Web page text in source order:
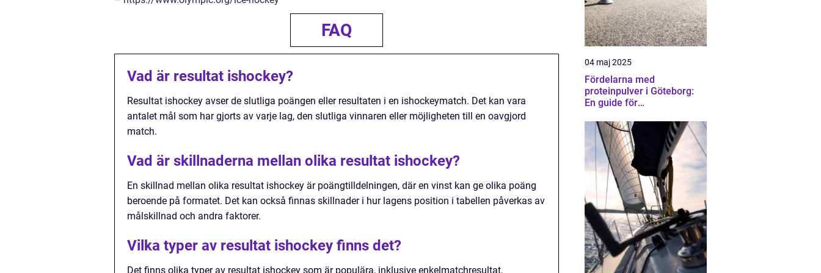
FAQ
Vad är resultat ishockey?
Resultat ishockey avser de slutliga poängen eller resultaten i en ishockeymatch. Det kan vara
antalet mål som har gjorts av varje lag, den slutliga vinnaren eller möjligheten till en oavgjord
match.
Vad är skillnaderna mellan olika resultat ishockey?
En skillnad mellan olika resultat ishockey är poängtilldelningen, där en vinst kan ge olika poäng
beroende på formatet. Det kan också finnas skillnader i hur lagens position i tabellen påverkas av
målskillnad och andra faktorer.
Vilka typer av resultat ishockey finns det?
Det finns olika typer av resultat ishockey som är populära, inklusive enkelmatchresultat,
04 maj 2025
Fördelarna med
proteinpulver i Göteborg:
En guide för